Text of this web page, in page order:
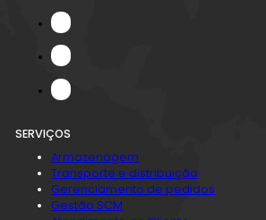
SERVIÇOS
Armazenagem
Transporte e distribuição
Gerenciamento de pedidos
Gestão SCM